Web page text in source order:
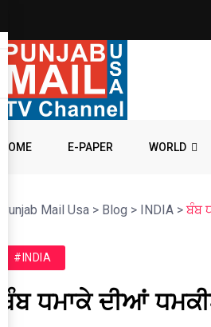
HOME E-PAPER WORLD
Punjab Mail Usa > Blog > INDIA >ਬੰਬ
#INDIA
ਬੰਬ ਧਮਾਕੇ ਦੀਆਂ